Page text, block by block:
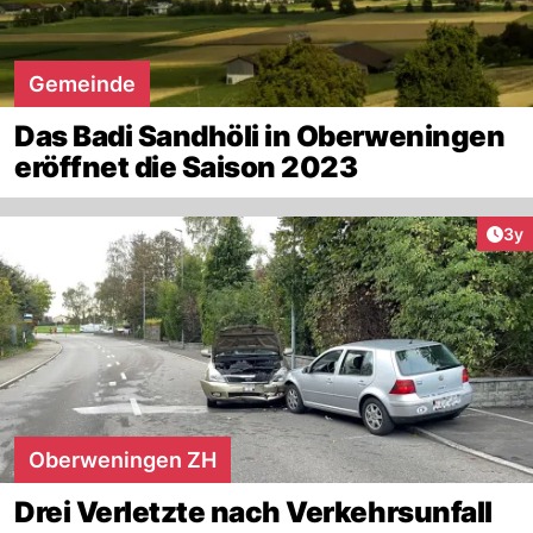
Gemeinde
Das Badi Sandhöli in Oberweningen
eröffnet die Saison 2023
3y
Oberweningen ZH
Drei Verletzte nach Verkehrsunfall